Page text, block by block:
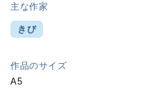
主な作家
きび
作品のサイズ
A5